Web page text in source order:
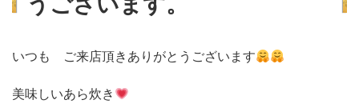
いつも ご来店頂きありがとうございます
美味しいあら炊き